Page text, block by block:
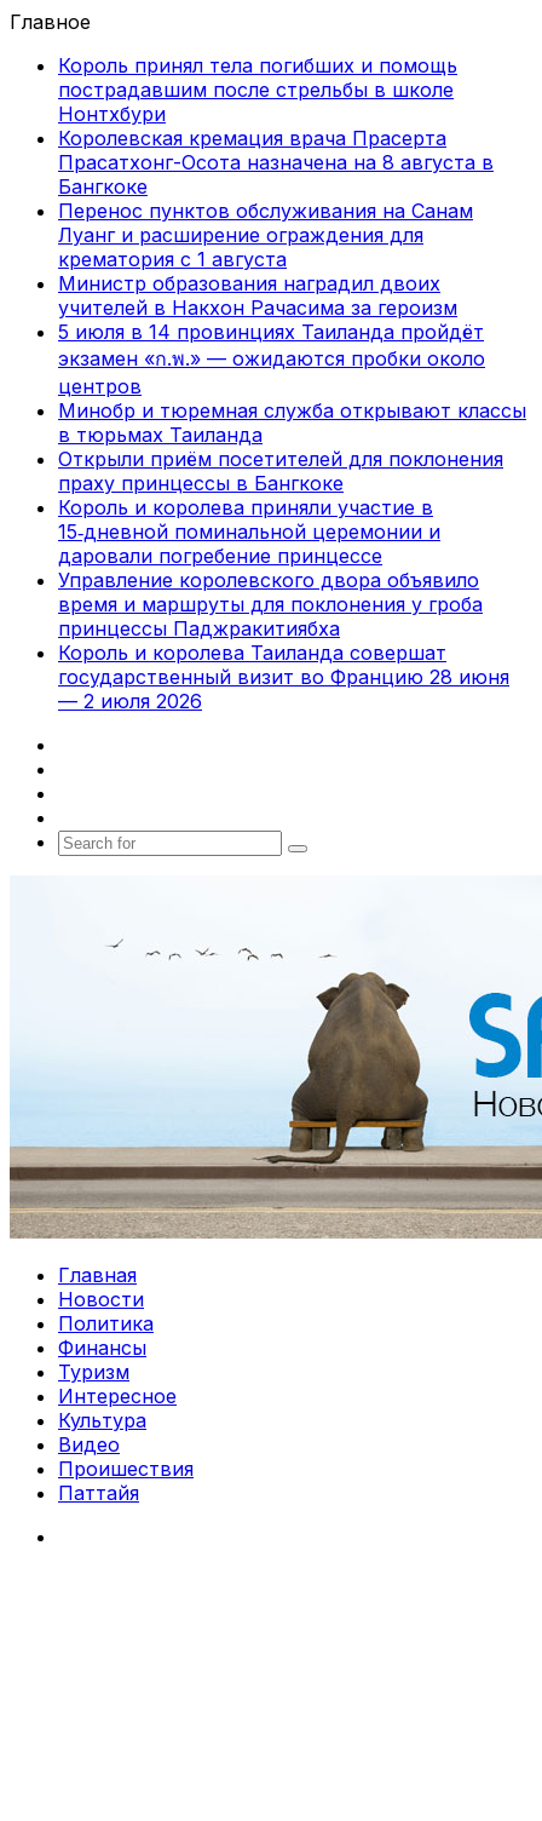
Главное
Король принял тела погибших и помощь
пострадавшим после стрельбы в школе
Нонтхбури
Королевская кремация врача Прасерта
Прасатхонг-Осота назначена на 8 августа в
Бангкоке
Перенос пунктов обслуживания на Санам
Луанг и расширение ограждения для
крематория с 1 августа
Министр образования наградил двоих
учителей в Накхон Рачасима за героизм
5 июля в 14 провинциях Таиланда пройдёт
экзамен «ก.พ.» — ожидаются пробки около
центров
Минобр и тюремная служба открывают классы
в тюрьмах Таиланда
Открыли приём посетителей для поклонения
праху принцессы в Бангкоке
Король и королева приняли участие в
15‑дневной поминальной церемонии и
даровали погребение принцессе
Управление королевского двора объявило
время и маршруты для поклонения у гроба
принцессы Паджракитиябха
Король и королева Таиланда совершат
государственный визит во Францию 28 июня
— 2 июля 2026
Search
Главная
Новости
Политика
Финансы
Туризм
Интересное
Культура
Видео
Проишествия
Паттайя